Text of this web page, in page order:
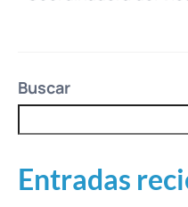
Buscar
Entradas